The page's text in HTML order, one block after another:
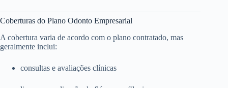
Coberturas do Plano Odonto Empresarial
A cobertura varia de acordo com o plano contratado, mas
geralmente inclui:
consultas e avaliações clínicas